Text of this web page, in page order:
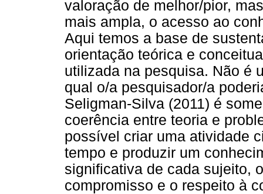
valoração de melhor/pior,
mais ampla, o acesso ao
Aqui temos a base de
orientação teórica e
utilizada na pesquisa. Não é
qual o/a pesquisador/a
Seligman-Silva (2011) é
coerência entre teoria e
possível criar uma atividade
tempo e produzir um
significativa de cada sujeito,
compromisso e o respeito à